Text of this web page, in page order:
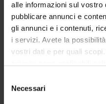
alle informazioni sul vostro
pubblicare annunci e
gli annunci e i contenuti,
i servizi. Avete la
vostri dati e per quali
modificare o revocare il
momento dalla
delNecessari
UFFICI E STRUTTURE DI
SERVIZI DI SEGRETERIA
STRUTTURE DEL
CENTRI